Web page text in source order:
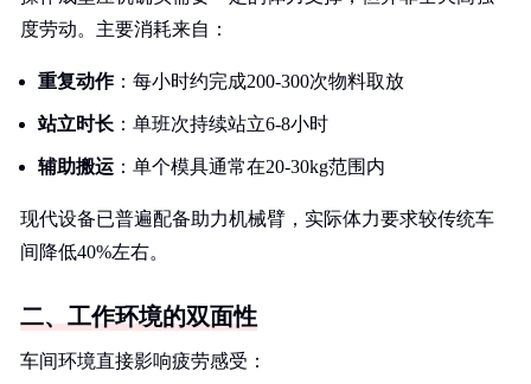
度劳动。主要消耗来自：
重复动作：每小时约完成200-300次物料取放
站立时长 ：单班次持续站立6-8小时
辅助搬运 ：单个模具通常在20-30kg范围内
现代设备已普遍配备助力机械臂，实际体力要求较传统车
间降低40%左右。
二、工作环境的双面性
车间环境直接影响疲劳感受：